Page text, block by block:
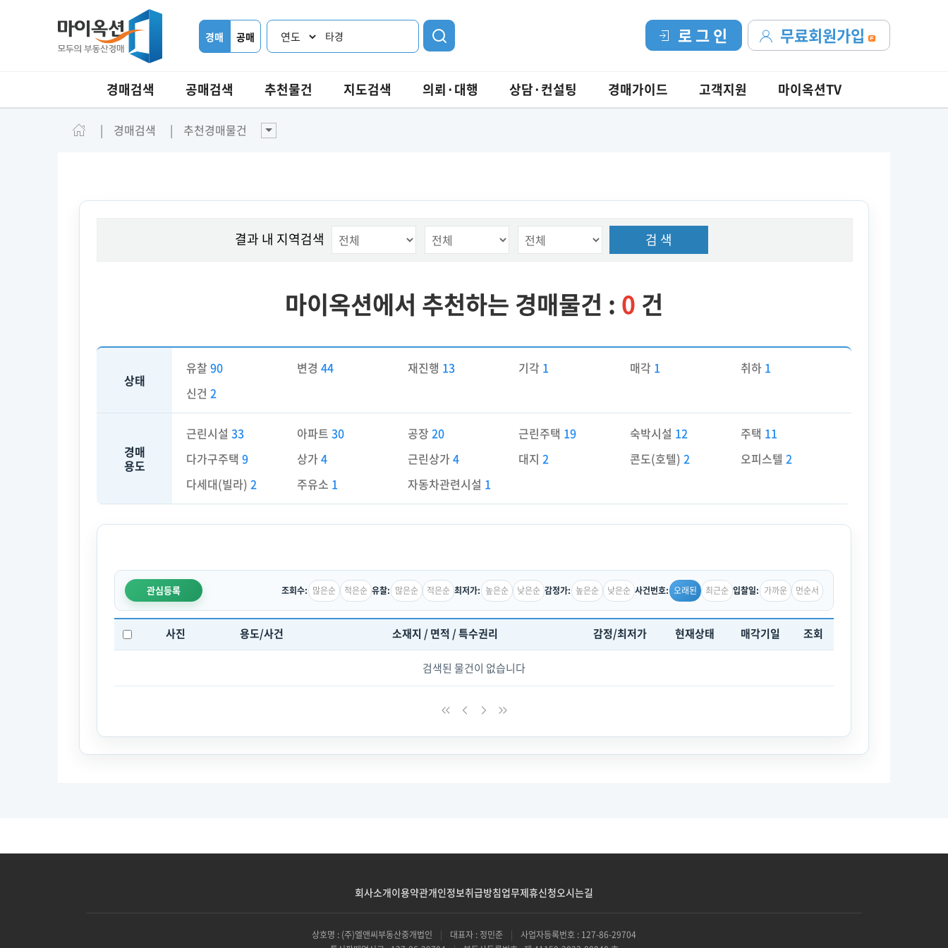
경매 공매 타경 무료회원가입
로 그 인
경매검색 공매검색 추천물건 지도검색 의뢰·대행 상담·컨설팅 경매가이드 고객지원 마이옥션TV
경매검색 추천경매물건
결과 내 지역검색 검 색
마이옥션에서 추천하는 경매물건 : 0 건
상태
유찰 90 변경44 재진행 13 기각 1 매각 1 취하 1
신건 2
경매
용도
근린시설 33 아파트30 공장20 근린주택 19 숙박시설 12 주택 11
다가구주택 9 상가4 근린상가4 대지2 콘도(호텔) 2 오피스텔 2
다세대(빌라) 2 주유소 1 자동차관련시설 1
관심등록 조회수: 많은순 적은순 유찰: 많은순 적은순 최저가: 높은순 낮은순 감정가: 높은순 낮은순 사건번호: 오래된 최근순 입찰일: 가까운 먼순서
사진 용도/사건 소재지 / 면적 / 특수권리 감정/최저가 현재상태 매각기일 조회
검색된 물건이 없습니다
회사소개이용약관개인정보취급방침업무제휴신청오시는길
상호명 : (주)엘앤씨부동산중개법인 | 대표자 : 정민준 |
사업자등록번호 : 127-86-29704